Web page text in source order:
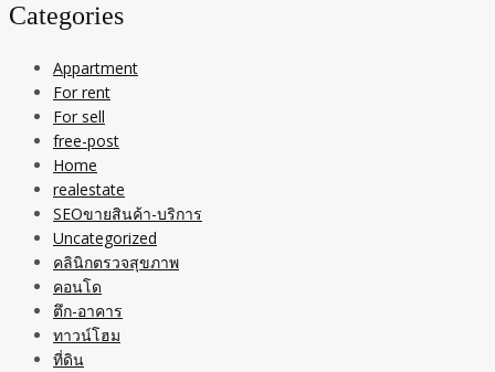
Categories
Appartment
For rent
For sell
free-post
Home
realestate
SEOขายสินค้า-บริการ
Uncategorized
คลินิกตรวจสุขภาพ
คอนโด
ตึก-อาคาร
ทาวน์โฮม
ที่ดิน